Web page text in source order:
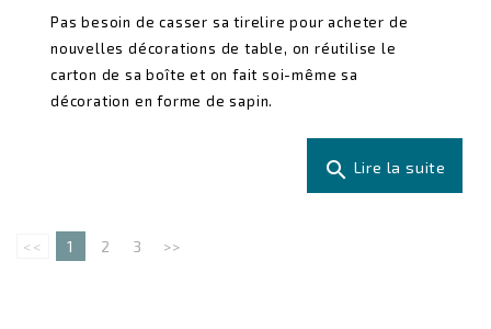
Pas besoin de casser sa tirelire pour acheter de
nouvelles décorations de table, on réutilise le
carton de sa boîte et on fait soi-même sa
décoration en forme de sapin.
search Lire la suite
<< 1 2 3 >>